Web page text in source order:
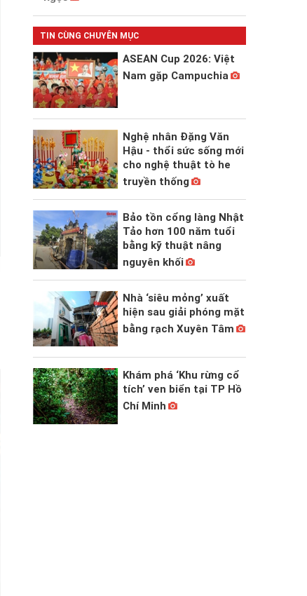
TIN CÙNG CHUYÊN MỤC
ASEAN Cup 2026: Việt
Nam gặp Campuchia
Nghệ nhân Đặng Văn
Hậu - thổi sức sống mới
cho nghệ thuật tò he
truyền thống
Bảo tồn cổng làng Nhật
Tảo hơn 100 năm tuổi
bằng kỹ thuật nâng
nguyên khối
Nhà ‘siêu mỏng’ xuất
hiện sau giải phóng mặt
bằng rạch Xuyên Tâm
Khám phá ‘Khu rừng cổ
tích’ ven biển tại TP Hồ
Chí Minh